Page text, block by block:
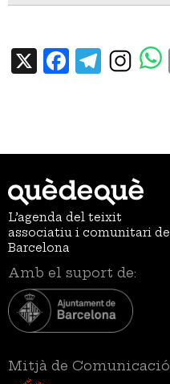
X
L’agenda del teixit
associatiu i comunitari de
Barcelona
Amb el suport de:
Mitjà de